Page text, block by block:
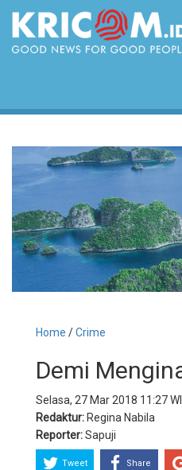
Home /Crime
Demi
Selasa, 27 Mar 2018 11:27
Redaktur: Regina Nabila
Reporter:Sapuji
Tweet Share